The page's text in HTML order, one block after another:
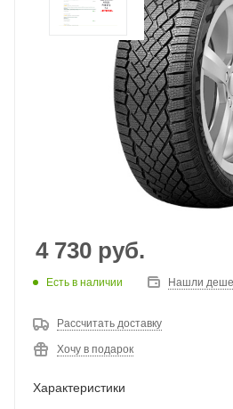
4 730 руб.
Есть в наличии Нашли
Рассчитать доставку
Хочу в подарок
Характеристики